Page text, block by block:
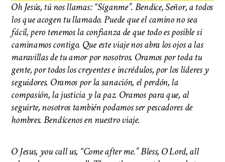
Oh Jesús, tú nos llamas: “Síganme”. Bendice, Señor, a todos
los que acogen tu llamado. Puede que el camino no sea
fácil, pero tenemos la confianza de que todo es posible si
caminamos contigo. Que este viaje nos abra los ojos a las
maravillas de tu amor por nosotros. Oramos por toda tu
gente, por todos los creyentes e incrédulos, por los líderes y
seguidores. Oramos por la sanación, el perdón, la
compasión, la justicia y la paz. Oramos para que, al
seguirte, nosotros también podamos ser pescadores de
hombres. Bendícenos en nuestro viaje.
O Jesus, you call us, “Come after me.” Bless, O Lord, all